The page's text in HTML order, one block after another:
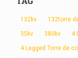
132kv 132torre
35kv 380kv 4
4 Legged Torre de